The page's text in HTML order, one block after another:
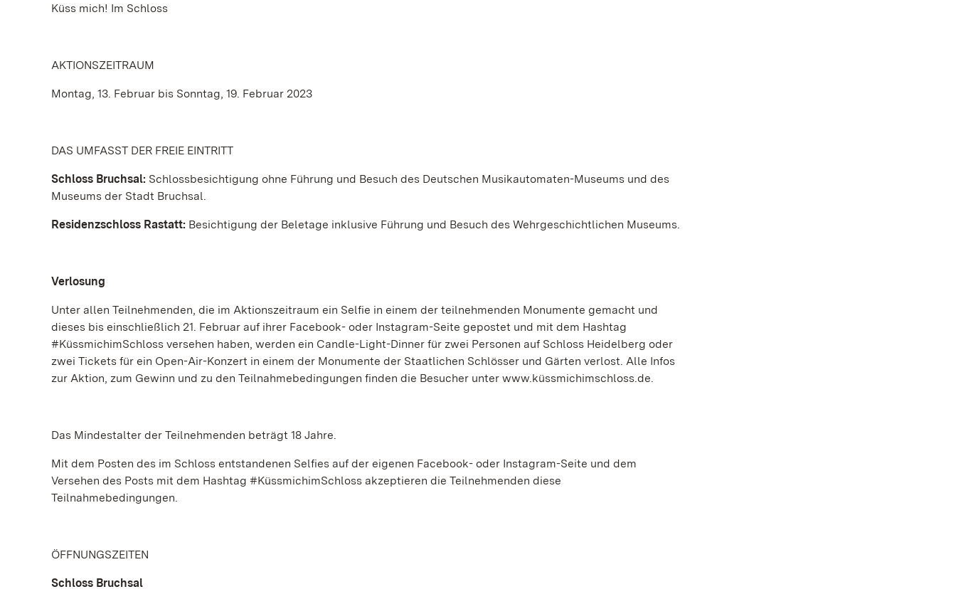
Küss mich! Im Schloss
AKTIONSZEITRAUM
Montag, 13. Februar bis Sonntag, 19. Februar 2023
DAS UMFASST DER FREIE EINTRITT
Schloss Bruchsal: Schlossbesichtigung ohne Führung und Besuch des Deutschen Musikautomaten-Museums und des
Museums der Stadt Bruchsal.
Residenzschloss Rastatt: Besichtigung der Beletage inklusive Führung und Besuch des Wehrgeschichtlichen Museums.
Verlosung
Unter allen Teilnehmenden, die im Aktionszeitraum ein Selfie in einem der teilnehmenden Monumente gemacht und
dieses bis einschließlich 21. Februar auf ihrer Facebook- oder Instagram-Seite gepostet und mit dem Hashtag
#KüssmichimSchloss versehen haben, werden ein Candle-Light-Dinner für zwei Personen auf Schloss Heidelberg oder
zwei Tickets für ein Open-Air-Konzert in einem der Monumente der Staatlichen Schlösser und Gärten verlost. Alle Infos
zur Aktion, zum Gewinn und zu den Teilnahmebedingungen finden die Besucher unter www.küssmichimschloss.de.
Das Mindestalter der Teilnehmenden beträgt 18 Jahre.
Mit dem Posten des im Schloss entstandenen Selfies auf der eigenen Facebook- oder Instagram-Seite und dem
Versehen des Posts mit dem Hashtag #KüssmichimSchloss akzeptieren die Teilnehmenden diese
Teilnahmebedingungen.
ÖFFNUNGSZEITEN
Schloss Bruchsal